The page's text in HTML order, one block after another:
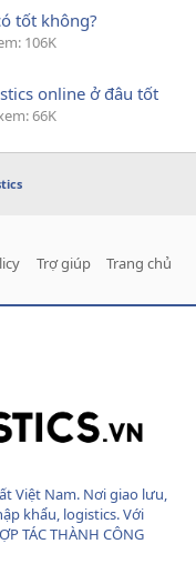
tốt không?
106K
online ở đâu tốt
66K
Trợ giúp Trang chủ
Việt Nam. Nơi giao lưu,
khẩu, logistics. Với
TÁC THÀNH CÔNG